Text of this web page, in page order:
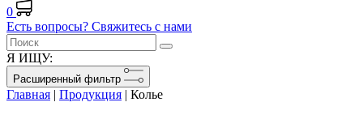
0
Есть вопросы? Свяжитесь с нами
Я ИЩУ:
Расширенный фильтр
Главная | Продукция | Колье